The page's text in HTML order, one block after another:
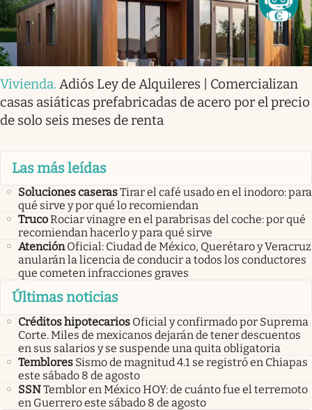
Vivienda. Adiós Ley de Alquileres | Comercializan
casas asiáticas prefabricadas de acero por el precio
de solo seis meses de renta
Las más leídas
Soluciones caserasTirar el café usado en el inodoro: para
qué sirve y por qué lo recomiendan
TrucoRociar vinagre en el parabrisas del coche: por qué
recomiendan hacerlo y para qué sirve
Atención Oficial: Ciudad de México, Querétaro y Veracruz
anularán la licencia de conducir a todos los conductores
que cometen infracciones graves
Últimas noticias
Créditos hipotecarios Oficial y confirmado por Suprema
Corte. Miles de mexicanos dejarán de tener descuentos
en sus salarios y se suspende una quita obligatoria
Temblores Sismo de magnitud 4.1 se registró en Chiapas
este sábado 8 de agosto
SSNTemblor en México HOY: de cuánto fue el terremoto
en Guerrero este sábado 8 de agosto